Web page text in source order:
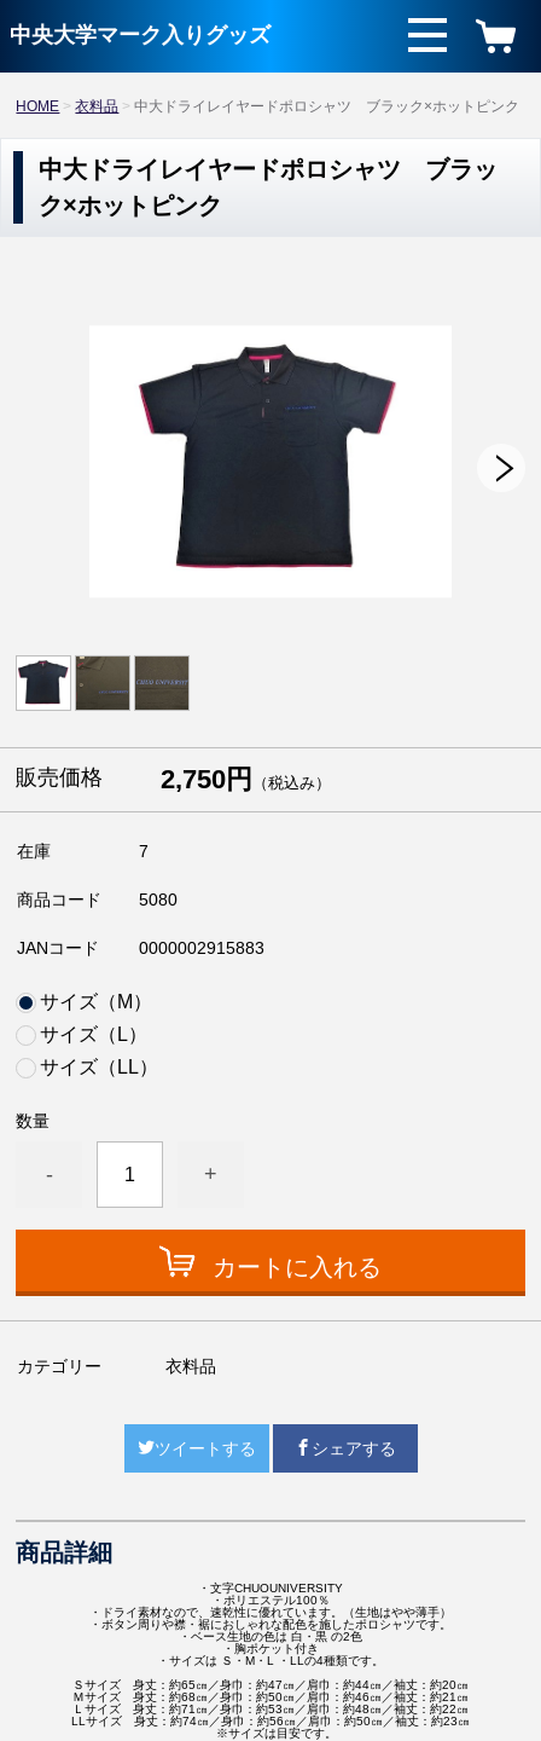
中央大学マーク入りグッズ
HOME 衣料品 中大ドライレイヤードポロシャツ ブラック×ホットピンク
中大ドライレイヤードポロシャツ ブラッ
ク×ホットピンク
販売価格 2,750円 （税込み）
在庫 7
商品コード 5080
JANコード 0000002915883
サイズ（M）
サイズ（L）
サイズ（LL）
数量
- +
カートに入れる
カテゴリー 衣料品
ツイートする シェアする
商品詳細
・文字CHUOUNIVERSITY
・ポリエステル100％
・ドライ素材なので、速乾性に優れています。（生地はやや薄手）
・ボタン周りや襟・裾におしゃれな配色を施したポロシャツです。
・ベース生地の色は 白・黒 の2色
・胸ポケット付き
・サイズは Ｓ・M・L ・LLの4種類です。
Ｓサイズ 身丈：約65㎝／身巾：約47㎝／肩巾：約44㎝／袖丈：約20㎝
Ｍサイズ 身丈：約68㎝／身巾：約50㎝／肩巾：約46㎝／袖丈：約21㎝
Ｌサイズ 身丈：約71㎝／身巾：約53㎝／肩巾：約48㎝／袖丈：約22㎝
LLサイズ 身丈：約74㎝／身巾：約56㎝／肩巾：約50㎝／袖丈：約23㎝
※サイズは目安です。